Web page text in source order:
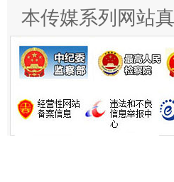
本传媒系列网站